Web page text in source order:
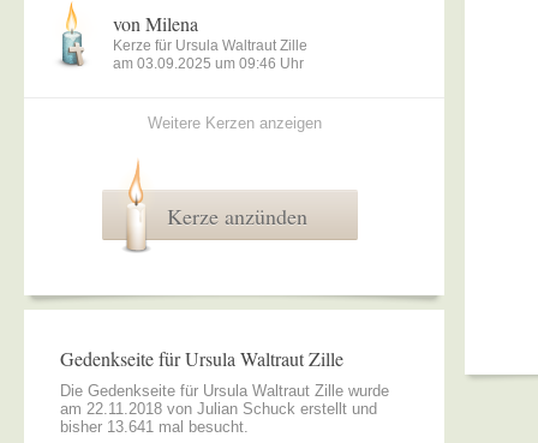
von Milena
Kerze für Ursula Waltraut Zille
am 03.09.2025 um 09:46 Uhr
Weitere Kerzen anzeigen
Kerze anzünden
Gedenkseite für Ursula Waltraut Zille
Die Gedenkseite für Ursula Waltraut Zille wurde
am 22.11.2018 von Julian Schuck erstellt und
bisher 13.641 mal besucht.